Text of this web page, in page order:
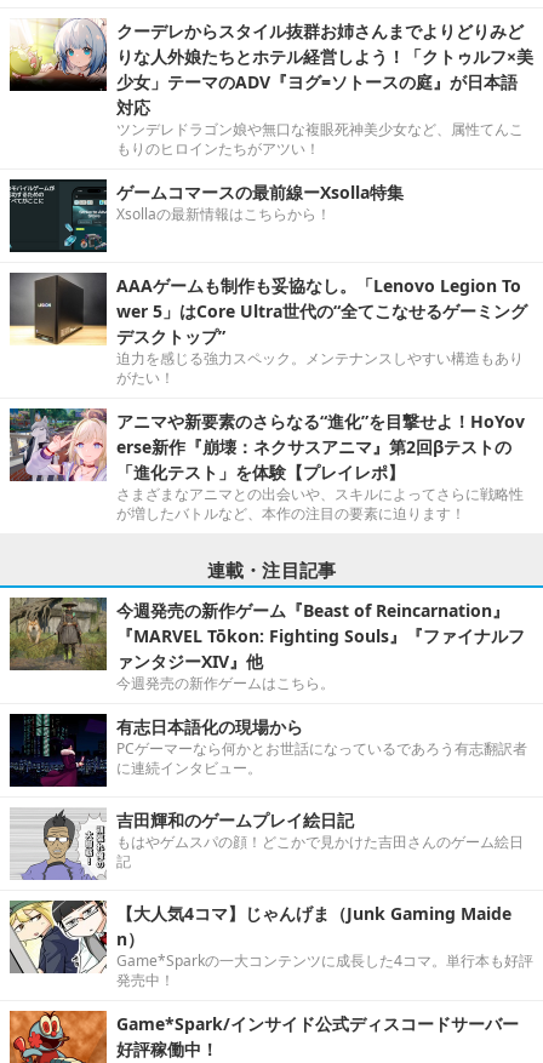
クーデレからスタイル抜群お姉さんまでよりどりみど
りな人外娘たちとホテル経営しよう！「クトゥルフ×美
少女」テーマのADV『ヨグ=ソトースの庭』が日本語
対応
ツンデレドラゴン娘や無口な複眼死神美少女など、属性てんこ
もりのヒロインたちがアツい！
ゲームコマースの最前線ーXsolla特集
Xsollaの最新情報はこちらから！
AAAゲームも制作も妥協なし。「Lenovo Legion To
wer 5」はCore Ultra世代の“全てこなせるゲーミング
デスクトップ”
迫力を感じる強力スペック。メンテナンスしやすい構造もあり
がたい！
アニマや新要素のさらなる“進化”を目撃せよ！HoYov
erse新作『崩壊：ネクサスアニマ』第2回βテストの
「進化テスト」を体験【プレイレポ】
さまざまなアニマとの出会いや、スキルによってさらに戦略性
が増したバトルなど、本作の注目の要素に迫ります！
連載・注目記事
今週発売の新作ゲーム『Beast of Reincarnation』
『MARVEL Tōkon: Fighting Souls』『ファイナルフ
ァンタジーXIV』他
今週発売の新作ゲームはこちら。
有志日本語化の現場から
PCゲーマーなら何かとお世話になっているであろう有志翻訳者
に連続インタビュー。
吉田輝和のゲームプレイ絵日記
もはやゲムスパの顔！どこかで見かけた吉田さんのゲーム絵日
記
【大人気4コマ】じゃんげま（Junk Gaming Maide
n）
Game*Sparkの一大コンテンツに成長した4コマ。単行本も好評
発売中！
Game*Spark/インサイド公式ディスコードサーバー
好評稼働中！